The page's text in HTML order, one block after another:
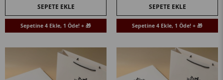
SEPETE EKLE
Sepetine 4 Ekle, 1 Öde! + 🎁
SEPETE EKLE
Sepetine 4 Ekle, 1 Öde! + 🎁